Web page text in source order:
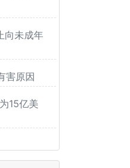
向未成年
害原因
15亿美